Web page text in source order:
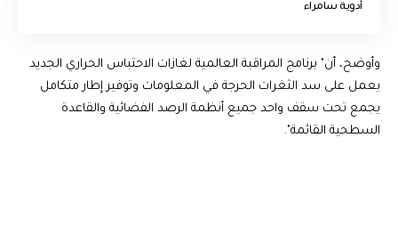
أدوية سامراء
وأوضح، أن" برنامج المراقبة العالمية لغازات الاحتباس الحراري الجديد
يعمل على سد الثغرات الحرجة في المعلومات وتوفير إطار متكامل
يجمع تحت سقف واحد جميع أنظمة الرصد الفضائية والقاعدة
السطحية القائمة".